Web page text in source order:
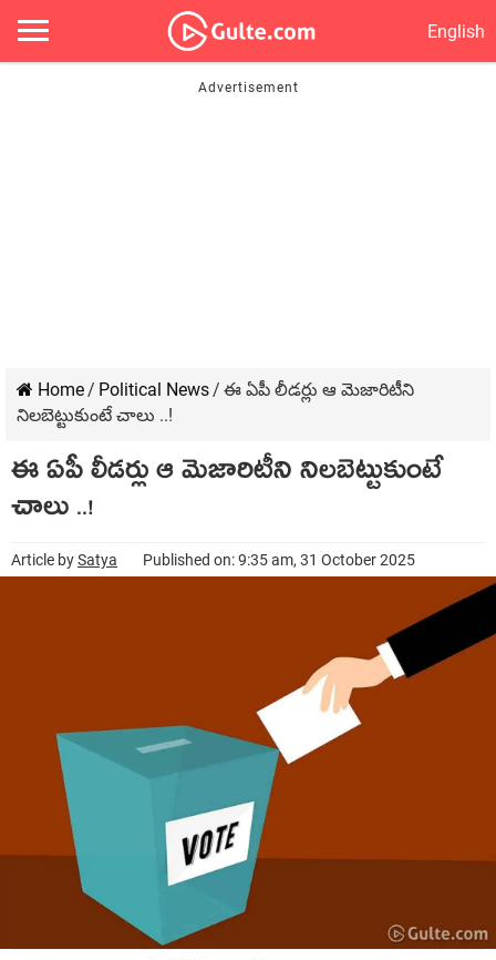
English
Home/ Political News/ ఈ ఏపీ లీడ‌ర్లు ఆ మెజారిటీని
నిల‌బెట్టుకుంటే చాలు ..!
ఈ ఏపీ లీడ‌ర్లు ఆ మెజారిటీని నిల‌బెట్టుకుంటే
చాలు ..!
Article bySatya Published on: 9:35 am, 31 October 2025